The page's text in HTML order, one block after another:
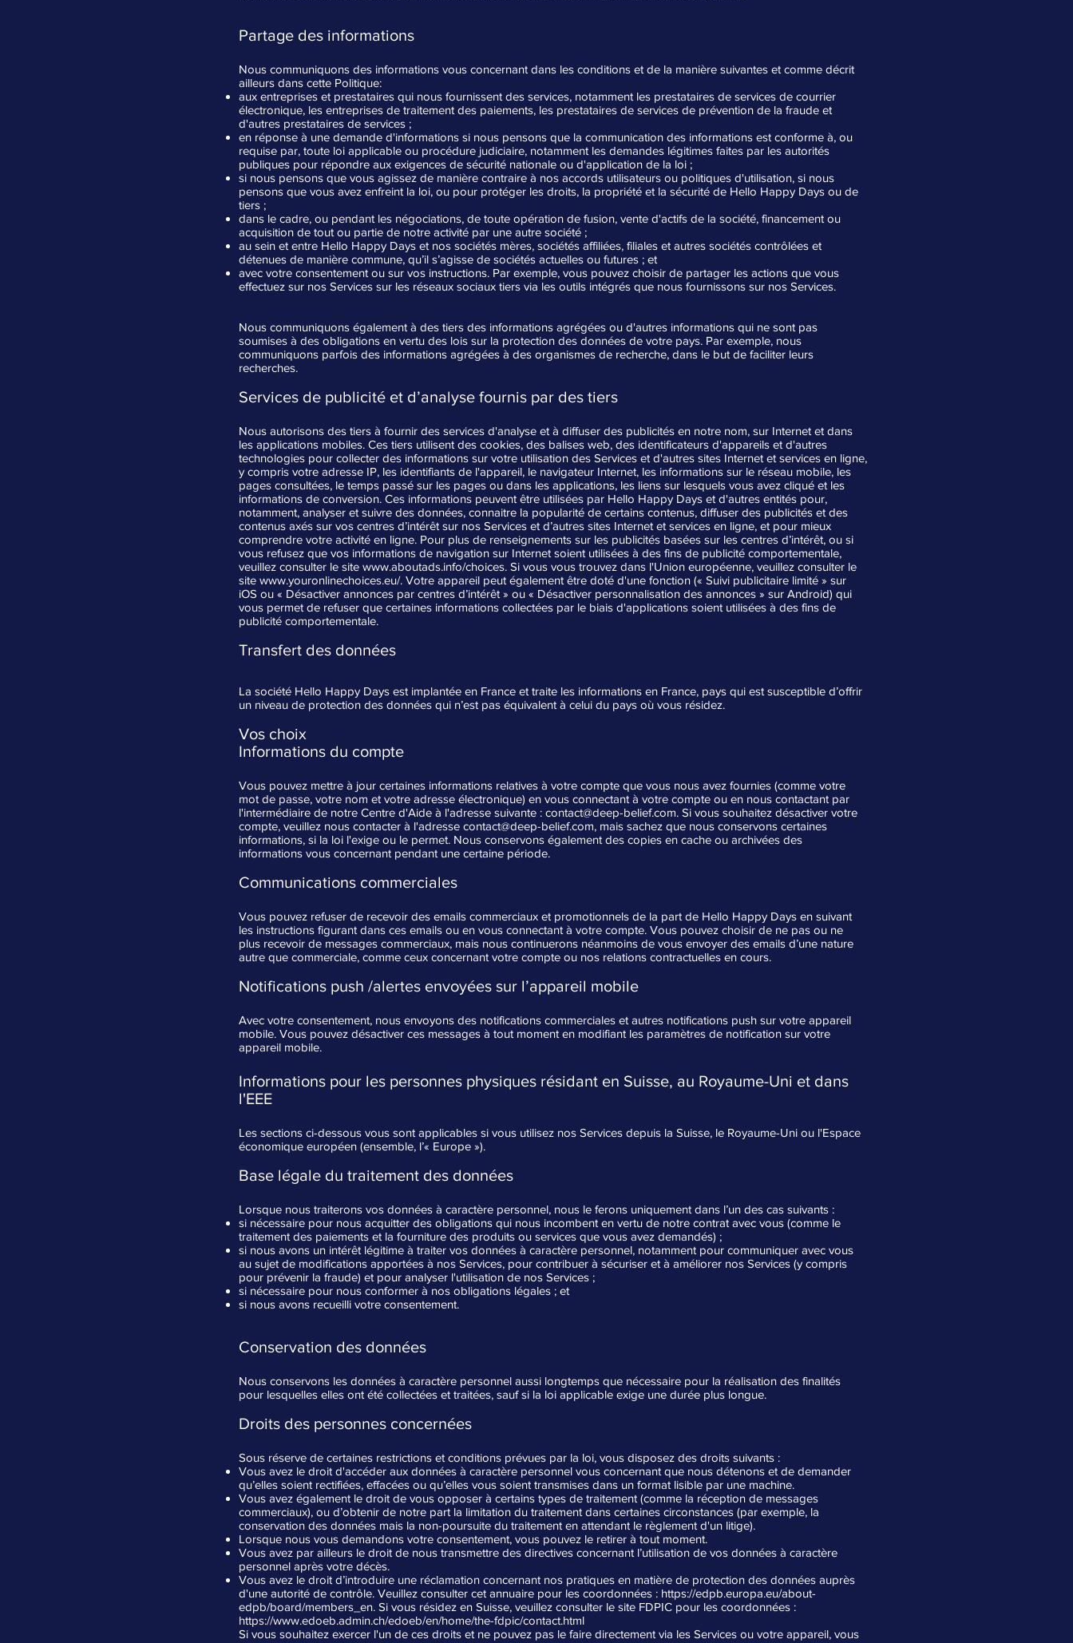
Partage des informations
Nous communiquons des informations vous concernant dans les conditions et de la manière suivantes et comme décrit
ailleurs dans cette Politique:
aux entreprises et prestataires qui nous fournissent des services, notamment les prestataires de services de courrier
électronique, les entreprises de traitement des paiements, les prestataires de services de prévention de la fraude et
d'autres prestataires de services ;
en réponse à une demande d'informations si nous pensons que la communication des informations est conforme à, ou
requise par, toute loi applicable ou procédure judiciaire, notamment les demandes légitimes faites par les autorités
publiques pour répondre aux exigences de sécurité nationale ou d'application de la loi ;
si nous pensons que vous agissez de manière contraire à nos accords utilisateurs ou politiques d'utilisation, si nous
pensons que vous avez enfreint la loi, ou pour protéger les droits, la propriété et la sécurité de Hello Happy Days ou de
tiers ;
dans le cadre, ou pendant les négociations, de toute opération de fusion, vente d'actifs de la société, financement ou
acquisition de tout ou partie de notre activité par une autre société ;
au sein et entre Hello Happy Days et nos sociétés mères, sociétés affiliées, filiales et autres sociétés contrôlées et
détenues de manière commune, qu’il s’agisse de sociétés actuelles ou futures ; et
avec votre consentement ou sur vos instructions. Par exemple, vous pouvez choisir de partager les actions que vous
effectuez sur nos Services sur les réseaux sociaux tiers via les outils intégrés que nous fournissons sur nos Services.
Nous communiquons également à des tiers des informations agrégées ou d'autres informations qui ne sont pas
soumises à des obligations en vertu des lois sur la protection des données de votre pays. Par exemple, nous
communiquons parfois des informations agrégées à des organismes de recherche, dans le but de faciliter leurs
recherches.
Services de publicité et d’analyse fournis par des tiers
Nous autorisons des tiers à fournir des services d'analyse et à diffuser des publicités en notre nom, sur Internet et dans
les applications mobiles. Ces tiers utilisent des cookies, des balises web, des identificateurs d'appareils et d'autres
technologies pour collecter des informations sur votre utilisation des Services et d'autres sites Internet et services en ligne,
y compris votre adresse IP, les identifiants de l'appareil, le navigateur Internet, les informations sur le réseau mobile, les
pages consultées, le temps passé sur les pages ou dans les applications, les liens sur lesquels vous avez cliqué et les
informations de conversion. Ces informations peuvent être utilisées par Hello Happy Days et d'autres entités pour,
notamment, analyser et suivre des données, connaitre la popularité de certains contenus, diffuser des publicités et des
contenus axés sur vos centres d’intérêt sur nos Services et d’autres sites Internet et services en ligne, et pour mieux
comprendre votre activité en ligne. Pour plus de renseignements sur les publicités basées sur les centres d’intérêt, ou si
vous refusez que vos informations de navigation sur Internet soient utilisées à des fins de publicité comportementale,
veuillez consulter le site www.aboutads.info/choices. Si vous vous trouvez dans l'Union européenne, veuillez consulter le
site www.youronlinechoices.eu/. Votre appareil peut également être doté d'une fonction (« Suivi publicitaire limité » sur
iOS ou « Désactiver annonces par centres d’intérêt » ou « Désactiver personnalisation des annonces » sur Android) qui
vous permet de refuser que certaines informations collectées par le biais d'applications soient utilisées à des fins de
publicité comportementale.
Transfert des données
La société Hello Happy Days est implantée en France et traite les informations en France, pays qui est susceptible d’offrir
un niveau de protection des données qui n’est pas équivalent à celui du pays où vous résidez.
Vos choix
Informations du compte
Vous pouvez mettre à jour certaines informations relatives à votre compte que vous nous avez fournies (comme votre
mot de passe, votre nom et votre adresse électronique) en vous connectant à votre compte ou en nous contactant par
l'intermédiaire de notre Centre d'Aide à l'adresse suivante : contact@deep-belief.com. Si vous souhaitez désactiver votre
compte, veuillez nous contacter à l'adresse contact@deep-belief.com, mais sachez que nous conservons certaines
informations, si la loi l'exige ou le permet. Nous conservons également des copies en cache ou archivées des
informations vous concernant pendant une certaine période.
Communications commerciales
Vous pouvez refuser de recevoir des emails commerciaux et promotionnels de la part de Hello Happy Days en suivant
les instructions figurant dans ces emails ou en vous connectant à votre compte. Vous pouvez choisir de ne pas ou ne
plus recevoir de messages commerciaux, mais nous continuerons néanmoins de vous envoyer des emails d’une nature
autre que commerciale, comme ceux concernant votre compte ou nos relations contractuelles en cours.
Notifications push /alertes envoyées sur l’appareil mobile
Avec votre consentement, nous envoyons des notifications commerciales et autres notifications push sur votre appareil
mobile. Vous pouvez désactiver ces messages à tout moment en modifiant les paramètres de notification sur votre
appareil mobile.
Informations pour les personnes physiques résidant en Suisse, au Royaume-Uni et dans
l'EEE
Les sections ci-dessous vous sont applicables si vous utilisez nos Services depuis la Suisse, le Royaume-Uni ou l'Espace
économique européen (ensemble, l’« Europe »).
Base légale du traitement des données
Lorsque nous traiterons vos données à caractère personnel, nous le ferons uniquement dans l’un des cas suivants :
si nécessaire pour nous acquitter des obligations qui nous incombent en vertu de notre contrat avec vous (comme le
traitement des paiements et la fourniture des produits ou services que vous avez demandés) ;
si nous avons un intérêt légitime à traiter vos données à caractère personnel, notamment pour communiquer avec vous
au sujet de modifications apportées à nos Services, pour contribuer à sécuriser et à améliorer nos Services (y compris
pour prévenir la fraude) et pour analyser l'utilisation de nos Services ;
si nécessaire pour nous conformer à nos obligations légales ; et
si nous avons recueilli votre consentement.
Conservation des données
Nous conservons les données à caractère personnel aussi longtemps que nécessaire pour la réalisation des finalités
pour lesquelles elles ont été collectées et traitées, sauf si la loi applicable exige une durée plus longue.
Droits des personnes concernées
Sous réserve de certaines restrictions et conditions prévues par la loi, vous disposez des droits suivants :
Vous avez le droit d'accéder aux données à caractère personnel vous concernant que nous détenons et de demander
qu’elles soient rectifiées, effacées ou qu’elles vous soient transmises dans un format lisible par une machine.
Vous avez également le droit de vous opposer à certains types de traitement (comme la réception de messages
commerciaux), ou d’obtenir de notre part la limitation du traitement dans certaines circonstances (par exemple, la
conservation des données mais la non-poursuite du traitement en attendant le règlement d'un litige).
Lorsque nous vous demandons votre consentement, vous pouvez le retirer à tout moment.
Vous avez par ailleurs le droit de nous transmettre des directives concernant l’utilisation de vos données à caractère
personnel après votre décès.
Vous avez le droit d’introduire une réclamation concernant nos pratiques en matière de protection des données auprès
d'une autorité de contrôle. Veuillez consulter cet annuaire pour les coordonnées : https://edpb.europa.eu/about-
edpb/board/members_en. Si vous résidez en Suisse, veuillez consulter le site FDPIC pour les coordonnées :
https://www.edoeb.admin.ch/edoeb/en/home/the-fdpic/contact.html
Si vous souhaitez exercer l'un de ces droits et ne pouvez pas le faire directement via les Services ou votre appareil, vous